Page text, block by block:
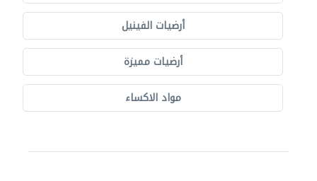
أرضيات الفينيل
أرضيات مميزة
مواد الاكساء